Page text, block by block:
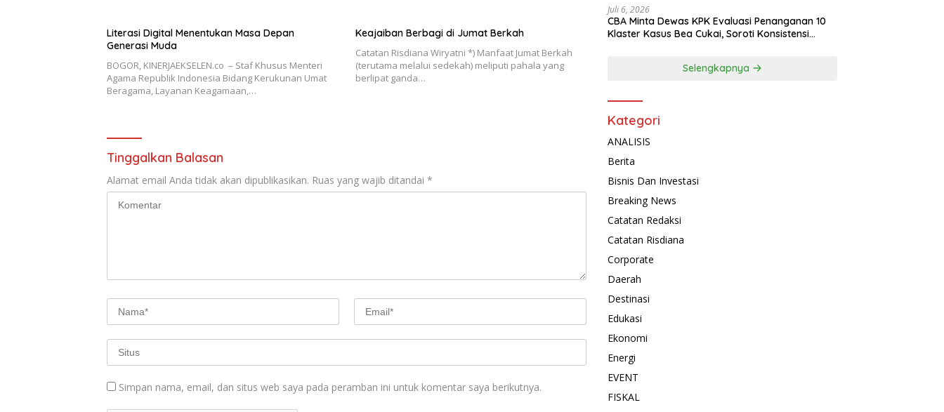
Literasi Digital Menentukan Masa Depan
Generasi Muda
BOGOR, KINERJAEKSELEN.co – Staf Khusus Menteri
Agama Republik Indonesia Bidang Kerukunan Umat
Beragama, Layanan Keagamaan,…
Keajaiban Berbagi di Jumat Berkah
Catatan Risdiana Wiryatni *) Manfaat Jumat Berkah
(terutama melalui sedekah) meliputi pahala yang
berlipat ganda…
Tinggalkan Balasan
Alamat email Anda tidak akan dipublikasikan. Ruas yang wajib ditandai *
Simpan nama, email, dan situs web saya pada peramban ini untuk komentar saya berikutnya.
Juli 6, 2026
CBA Minta Dewas KPK Evaluasi Penanganan 10
Klaster Kasus Bea Cukai, Soroti Konsistensi
Selengkapnya
Kategori
ANALISIS
Berita
Bisnis Dan Investasi
Breaking News
Catatan Redaksi
Catatan Risdiana
Corporate
Daerah
Destinasi
Edukasi
Ekonomi
Energi
EVENT
FISKAL